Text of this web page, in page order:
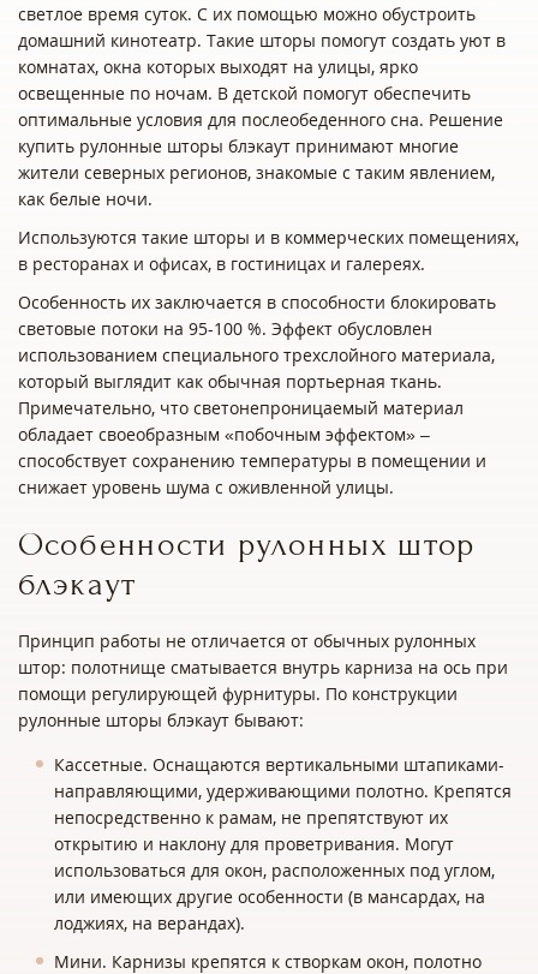
светлое время суток. С их помощью можно обустроить
домашний кинотеатр. Такие шторы помогут создать уют в
комнатах, окна которых выходят на улицы, ярко
освещенные по ночам. В детской помогут обеспечить
оптимальные условия для послеобеденного сна. Решение
купить рулонные шторы блэкаут принимают многие
жители северных регионов, знакомые с таким явлением,
как белые ночи.
Используются такие шторы и в коммерческих помещениях,
в ресторанах и офисах, в гостиницах и галереях.
Особенность их заключается в способности блокировать
световые потоки на 95-100 %. Эффект обусловлен
использованием специального трехслойного материала,
который выглядит как обычная портьерная ткань.
Примечательно, что светонепроницаемый материал
обладает своеобразным «побочным эффектом» –
способствует сохранению температуры в помещении и
снижает уровень шума с оживленной улицы.
Особенности рулонных штор
блэкаут
Принцип работы не отличается от обычных рулонных
штор: полотнище сматывается внутрь карниза на ось при
помощи регулирующей фурнитуры. По конструкции
рулонные шторы блэкаут бывают:
Кассетные. Оснащаются вертикальными штапиками-
направляющими, удерживающими полотно. Крепятся
непосредственно к рамам, не препятствуют их
открытию и наклону для проветривания. Могут
использоваться для окон, расположенных под углом,
или имеющих другие особенности (в мансардах, на
лоджиях, на верандах).
Мини. Карнизы крепятся к створкам окон, полотно